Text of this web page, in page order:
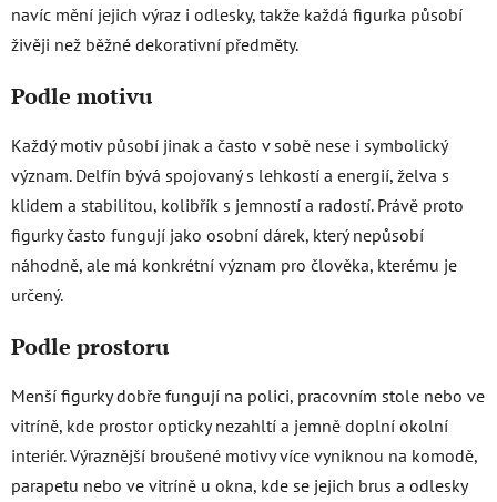
navíc mění jejich výraz i odlesky, takže každá figurka působí
živěji než běžné dekorativní předměty.
Podle motivu
Každý motiv působí jinak a často v sobě nese i symbolický
význam. Delfín bývá spojovaný s lehkostí a energií, želva s
klidem a stabilitou, kolibřík s jemností a radostí. Právě proto
figurky často fungují jako osobní dárek, který nepůsobí
náhodně, ale má konkrétní význam pro člověka, kterému je
určený.
Podle prostoru
Menší figurky dobře fungují na polici, pracovním stole nebo ve
vitríně, kde prostor opticky nezahltí a jemně doplní okolní
interiér. Výraznější broušené motivy více vyniknou na komodě,
parapetu nebo ve vitríně u okna, kde se jejich brus a odlesky